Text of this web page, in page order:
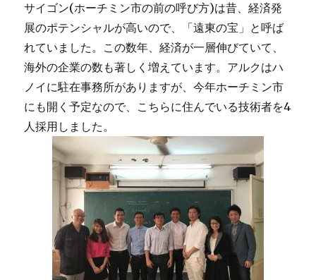
サイゴン(ホーチミン市の前の呼び方)は昔、経済発
展のポテンシャルが高いので、「遠東の宝」と呼ば
れていました。この数年、経済が一層伸びていて、
海外の企業の数も著しく増えています。アルクはハ
ノイに駐在事務所がありますが、今年ホーチミン市
にも開く予定なので、こちらに住んでいる技術者を4
人採用しました。